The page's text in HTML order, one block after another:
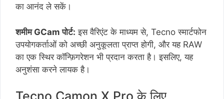
का आनंद ले सकें।
शमीम GCam पोर्ट: इस वैरिएंट के माध्यम से, Tecno स्मार्टफोन
उपयोगकर्ताओं को अच्छी अनुकूलता प्राप्त होगी, और यह RAW
का एक स्थिर कॉन्फ़िगरेशन भी प्रदान करता है। इसलिए, यह
अनुशंसा करने लायक है।